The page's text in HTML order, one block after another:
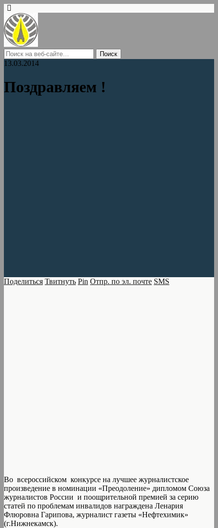
13.03.2014
Поздравляем !
Поделиться Твитнуть Pin Отпр. по эл. почте SMS
Во всероссийском конкурсе на лучшее журналистское
произведение в номинации «Преодоление» дипломом Союза
журналистов России и поощрительной премией за серию
статей по проблемам инвалидов награждена Ленария
Флюровна Гарипова, журналист газеты «Нефтехимик»
(г.Нижнекамск).